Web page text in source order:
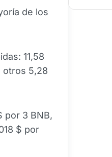
de los
11,58
otros 5,28
por 3 BNB,
$ por